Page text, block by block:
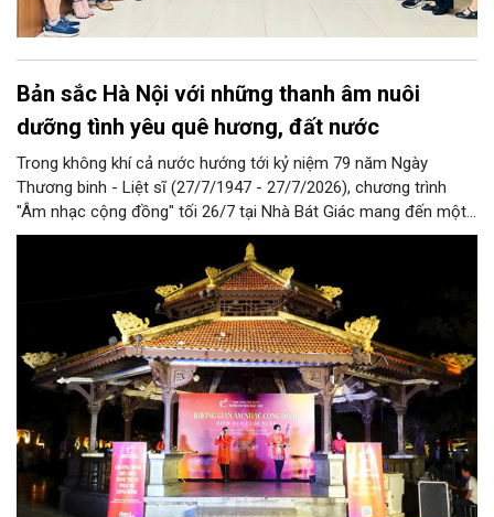
Bản sắc Hà Nội với những thanh âm nuôi
dưỡng tình yêu quê hương, đất nước
Trong không khí cả nước hướng tới kỷ niệm 79 năm Ngày
Thương binh - Liệt sĩ (27/7/1947 - 27/7/2026), chương trình
"Âm nhạc cộng đồng" tối 26/7 tại Nhà Bát Giác mang đến một
đêm biểu diễn giàu ý nghĩa với những ca khúc về quê hương,
đất nước, hòa bình và khát vọng tuổi trẻ. Không chỉ đáp ứng
nhu cầu thưởng thức nghệ thuật của người dân, chương trình
còn góp phần lan tỏa truyền thống yêu nước, lòng biết ơn các
thế hệ cha anh đã hy sinh vì độc lập, tự do của dân tộc.